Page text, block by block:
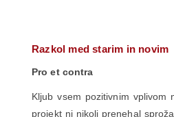
Razkol med starim in novim
Pro et contra
Kljub vsem pozitivnim vplivom
projekt ni nikoli prenehal